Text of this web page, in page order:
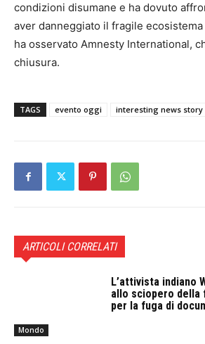
condizioni disumane e ha dovuto
aver danneggiato il fragile
ha osservato Amnesty International,
chiusura.
TAGS evento oggi interesting news story
ARTICOLI CORRELATI
Mondo
L’attivista indiano
allo sciopero della
per la fuga di